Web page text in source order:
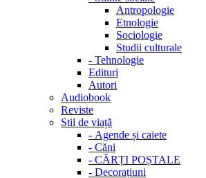
Antropologie
Etnologie
Sociologie
Studii culturale
- Tehnologie
Edituri
Autori
Audiobook
Reviste
Stil de viață
- Agende și caiete
- Căni
- CĂRȚI POȘTALE
- Decorațiuni